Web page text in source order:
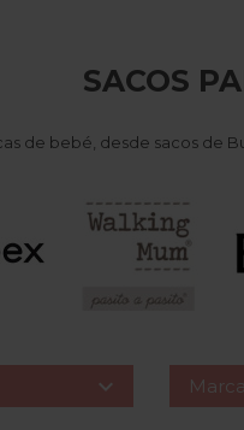
SACOS
de bebé, desde sacos de
 Marca